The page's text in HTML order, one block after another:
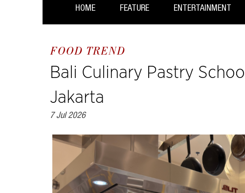
HOME FEATURE ENTERTAINMENT
FOOD TREND
Bali Culinary Pastry
Jakarta
7 Jul 2026